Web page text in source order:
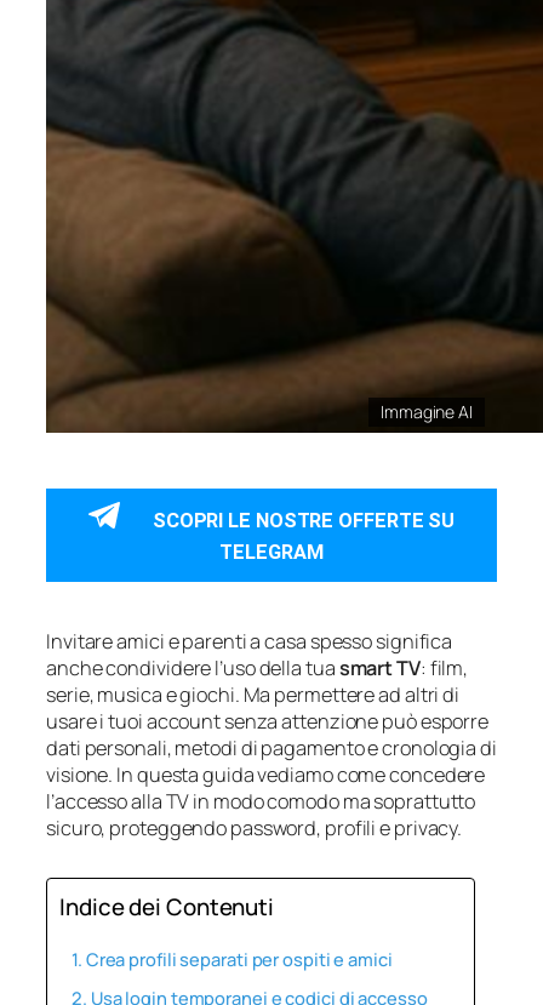
Immagine AI
SCOPRI LE NOSTRE OFFERTE SU
TELEGRAM
Invitare amici e parenti a casa spesso significa
anche condividere l’uso della tuasmart TV: film,
serie, musica e giochi. Ma permettere ad altri di
usare i tuoi account senza attenzione può esporre
dati personali, metodi di pagamento e cronologia di
visione. In questa guida vediamo come concedere
l’accesso alla TV in modo comodo ma soprattutto
sicuro, proteggendo password, profili e privacy.
Indice dei Contenuti
Crea profili separati per ospiti e amici
Usa login temporanei e codici di accesso